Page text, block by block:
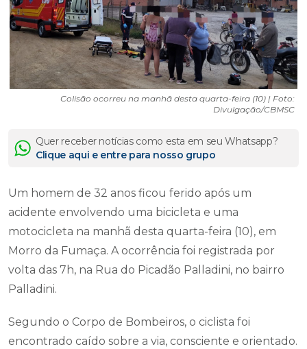
Colisão ocorreu na manhã desta quarta-feira (10) | Foto:
Divulgação/CBMSC
Quer receber notícias como esta em seu Whatsapp?
Clique aqui e entre para nosso grupo
Um homem de 32 anos ficou ferido após um
acidente envolvendo uma bicicleta e uma
motocicleta na manhã desta quarta-feira (10), em
Morro da Fumaça. A ocorrência foi registrada por
volta das 7h, na Rua do Picadão Palladini, no bairro
Palladini.
Segundo o Corpo de Bombeiros, o ciclista foi
encontrado caído sobre a via, consciente e orientado.